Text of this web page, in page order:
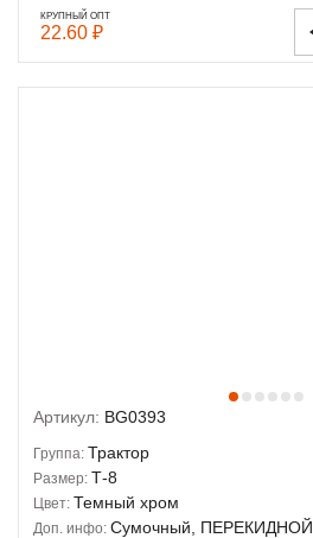
КРУПНЫЙ ОПТ
22.60 ₽
Артикул: BG0393
Группа: Трактор
Размер: Т-8
Цвет: Темный хром
Доп. инфо: Сумочный, ПЕРЕКИДНОЙ